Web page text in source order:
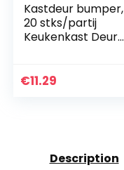
Kastdeur bumper,
20 stks/partij
Keukenkast Deur
Demper Buffers
€11.29
Description